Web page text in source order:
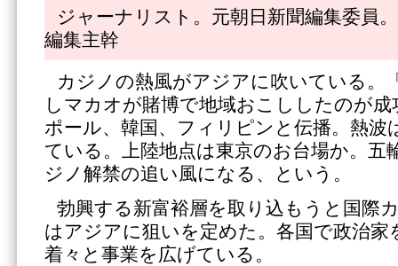
ジャーナリスト。元朝日新聞編集委員
編集主幹
カジノの熱風がアジアに吹いている。
しマカオが賭博で地域おこししたのが
ポール、韓国、フィリピンと伝播。熱波
ている。上陸地点は東京のお台場か。五
ジノ解禁の追い風になる、という。
勃興する新富裕層を取り込もうと国際
はアジアに狙いを定めた。各国で政治家
着々と事業を広げている。